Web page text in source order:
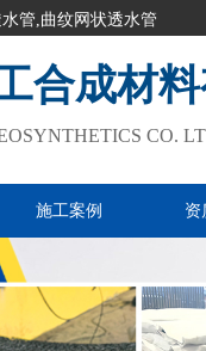
管,曲纹网状透水管
合成材
CO.
施工案例 资